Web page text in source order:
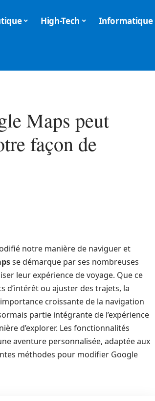
High-Tech Informatique
Maps peut
façon de
notre manière de naviguer et
se démarque par ses nombreuses
leur expérience de voyage. Que ce
ou ajuster des trajets, la
croissante de la navigation
partie intégrante de l’expérience
d’explorer. Les fonctionnalités
aventure personnalisée, adaptée aux
méthodes pour modifier Google